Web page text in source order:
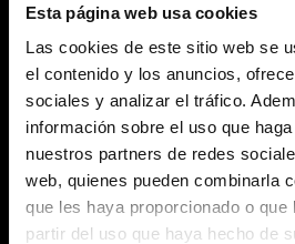
Esta página web usa cookies
Las cookies de este sitio web se
el contenido y los anuncios,
sociales y analizar el tráfico.
información sobre el uso que
nuestros partners de redes
web, quienes pueden combinarla
que les haya proporcionado o que
partir del uso que haya hecho de
Volver